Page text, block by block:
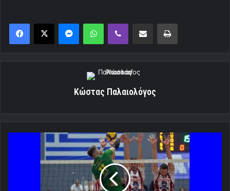
MessengerWhatsAppViber Κοινοποίηση μέσω ηλεκτρονικού ταχυδρομείουΕκτύπωση
Κώστας Παλαιολόγος
Ολυμπιακός
«Αυτόχειρας»